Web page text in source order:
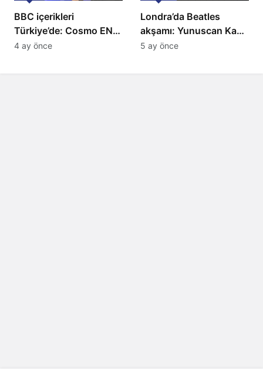
BBC içerikleri
Türkiye’de: Cosmo EN
ve BBC Player yayında
4 ay önce
Londra’da Beatles
akşamı: Yunuscan Kaya
klasik yorumuyla
5 ay önce